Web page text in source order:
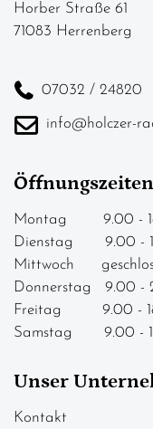
Horber Straße 61
71083 Herrenberg
07032 / 24820
info@holczer-
Öffnungszeiten
Montag 9.00 -
Dienstag 9.00 -
Mittwoch
Donnerstag 9.00 -
Freitag 9.00 -
Samstag 9.00 -
Unser
Kontakt